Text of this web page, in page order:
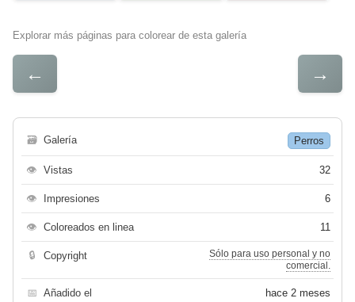
Explorar más páginas para colorear de esta galería
← →
🗃 Galería Perros
👁 Vistas 32
👁 Impresiones 6
👁 Coloreados en linea 11
🔒 Copyright
Sólo para uso personal y no
comercial.
📅 Añadido el hace 2 meses